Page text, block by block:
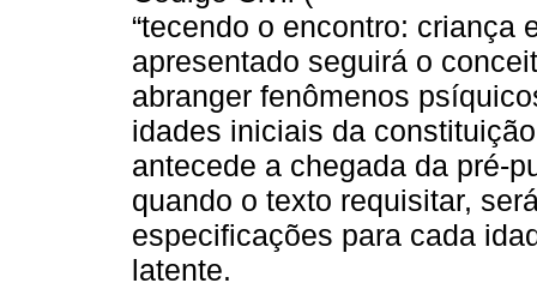
“tecendo o encontro: criança
apresentado seguirá o
abranger fenômenos
idades iniciais da
antecede a chegada da pré-
quando o texto requisitar,
especificações para cada
latente.